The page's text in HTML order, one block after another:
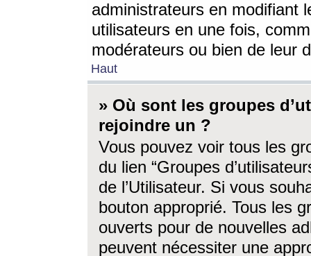
administrateurs en modifiant
utilisateurs en une fois,
modérateurs ou bien de leur
Haut
» Où sont les groupes
rejoindre un ?
Vous pouvez voir tous les
du lien “Groupes
de l’Utilisateur. Si vous
bouton approprié. Tous les
ouverts pour de nouvelles
peuvent nécessiter une